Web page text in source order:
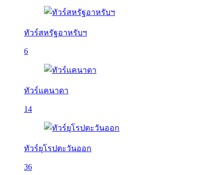
ทัวร์สหรัฐอาหรับฯ
6
ทัวร์แคนาดา
14
ทัวร์ยุโรปตะวันออก
36